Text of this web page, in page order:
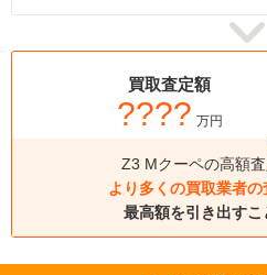
買取査定額
???? 万円
Z3 Mクーペの高額査
より多くの買取業者の
最高額を引き出すこ